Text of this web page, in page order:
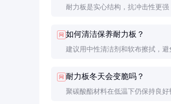
耐力板是实心结构，抗冲击性更
阳光板更适合大跨度采光顶。
问 如何清洁保养耐力板？
建议用中性清洁剂和软布擦拭，
问 耐力板冬天会变脆吗？
聚碳酸酯材料在低温下仍保持良